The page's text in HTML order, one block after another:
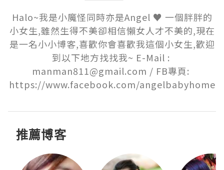
Halo~我是小魔怪同時亦是Angel ♥ 一個胖胖的
小女生,雖然生得不美卻相信懶女人才不美的,現在
是一名小小博客,喜歡你會喜歡我這個小女生,歡迎
到以下地方找找我~ E-Mail :
manman811@gmail.com / FB專頁:
https://www.facebook.com/angelbabyhome
推薦博客